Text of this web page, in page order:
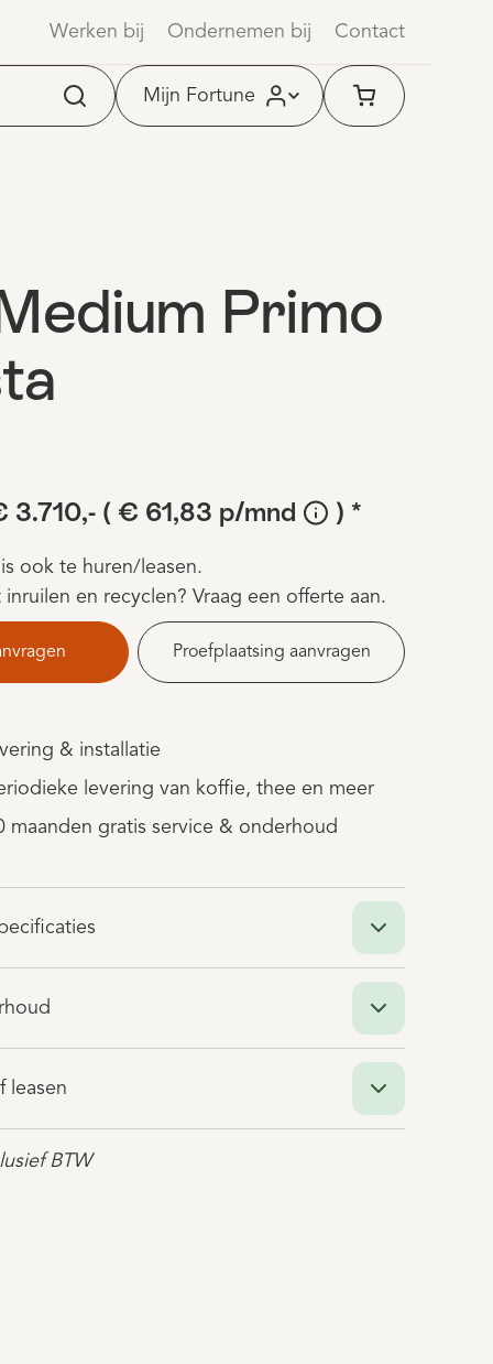
Werken bij Ondernemen bij Contact
Mijn Fortune
Primo
3.710,- ( € 61,83 p/mnd ) *
ook te huren/leasen.
en recyclen? Vraag een offerte aan.
Proefplaatsing aanvragen
& installatie
levering van koffie, thee en meer
maanden gratis service & onderhoud
leasen
BTW